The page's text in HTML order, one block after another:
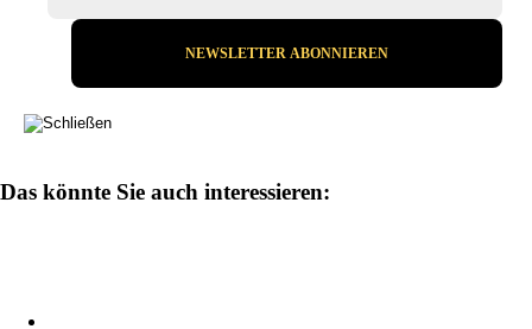
Das könnte Sie auch interessieren: